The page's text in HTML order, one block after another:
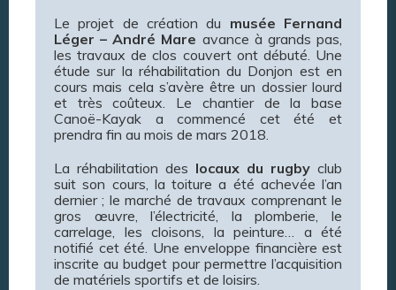
Le projet de création du musée Fernand
Léger – André Mare avance à grands pas,
les travaux de clos couvert ont débuté. Une
étude sur la réhabilitation du Donjon est en
cours mais cela s’avère être un dossier lourd
et très coûteux. Le chantier de la base
Canoë-Kayak a commencé cet été et
prendra fin au mois de mars 2018.
La réhabilitation des locaux du rugby club
suit son cours, la toiture a été achevée l’an
dernier ; le marché de travaux comprenant le
gros œuvre, l’électricité, la plomberie, le
carrelage, les cloisons, la peinture… a été
notifié cet été. Une enveloppe financière est
inscrite au budget pour permettre l’acquisition
de matériels sportifs et de loisirs.